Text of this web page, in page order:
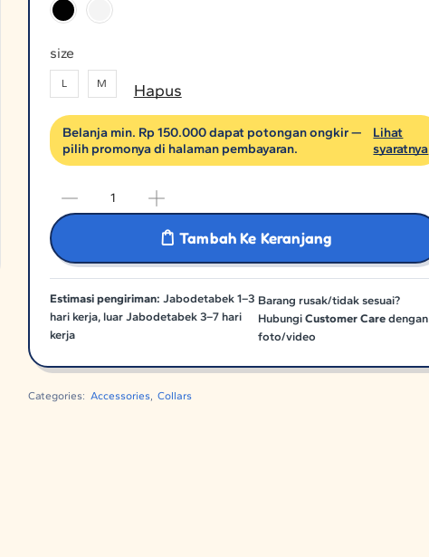
size
L M Hapus
Belanja min. Rp 150.000 dapat potongan ongkir —
pilih promonya di halaman pembayaran.
Lihat
syaratnya
Tambah Ke Keranjang
Estimasi pengiriman: Jabodetabek 1–3
hari kerja, luar Jabodetabek 3–7 hari
kerja
Barang rusak/tidak sesuai?
Hubungi Customer Caredengan
foto/video
Categories: Accessories, Collars